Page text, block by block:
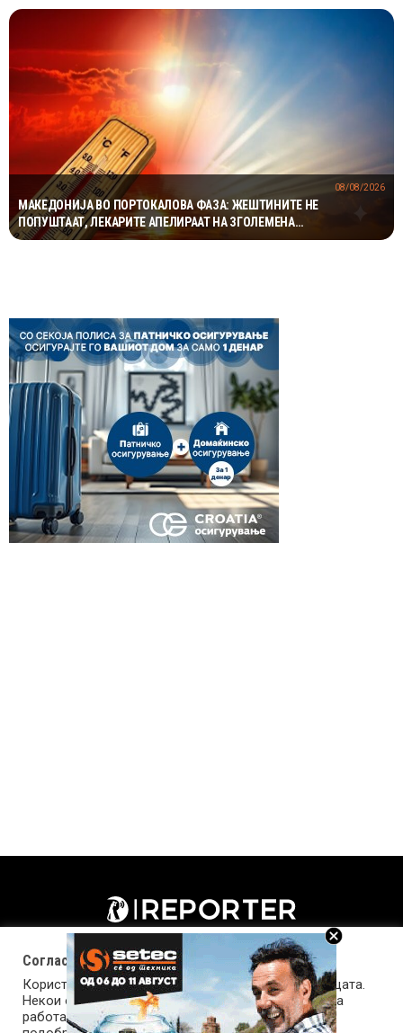
МАКЕДОНИЈА ВО ПОРТОКАЛОВА ФАЗА: ЖЕШТИНИТЕ НЕ
ПОПУШТААТ, ЛЕКАРИТЕ АПЕЛИРААТ НА ЗГОЛЕМЕНА
ПРЕТПАЗЛИВОСТ
08/08/2026
Согласност за колачиња (cookies)
Користиме колачиња за оптимизирање на страницата.
Некои од колачињата се од суштинско значење за
работата на страницата, а други помагаат да ја